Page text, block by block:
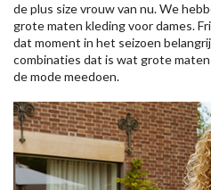
de plus size vrouw van nu. We
grote maten kleding voor dames.
dat moment in het seizoen
combinaties dat is wat grote
de mode meedoen.